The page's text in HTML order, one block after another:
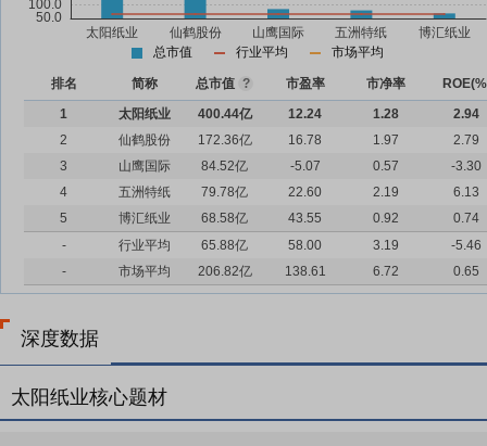
总市值 行业平均 市场平均
排名 简称 总市值 ? 市盈率 市净率
1
太阳纸业 400.44亿 12.24 1.28
2.94
2
仙鹤股份 172.36亿 16.78 1.97
2.79
3
山鹰国际 84.52亿 -5.07 0.57
-3.30
4
五洲特纸 79.78亿 22.60 2.19
6.13
5
博汇纸业 68.58亿 43.55 0.92
0.74
-
行业平均 65.88亿 58.00 3.19
-5.46
-
市场平均 206.82亿 138.61 6.72 0.65
深度数据
太阳纸业核心题材